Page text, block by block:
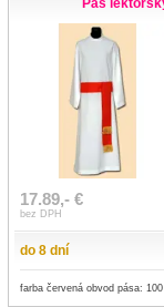
Pás
17.89,- €
bez DPH
do 8 dní
farba červená obvod pása: